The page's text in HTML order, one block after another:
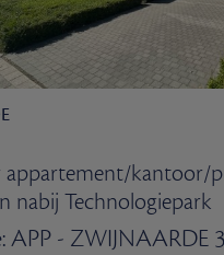
appartement/kantoor/
nabij Technologiepark
APP - ZWIJNAARDE